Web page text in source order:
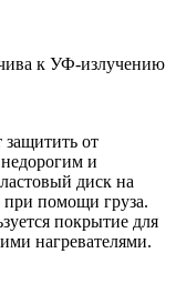
к УФ-излучению
от
и
диск на
при помощи груза.
покрытие для
нагревателями.